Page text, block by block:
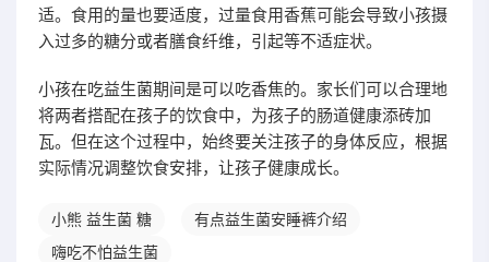
适。食用的量也要适度，过量食用香蕉可能会导致小孩摄
入过多的糖分或者膳食纤维，引起等不适症状。
小孩在吃益生菌期间是可以吃香焦的。家长们可以合理地
将两者搭配在孩子的饮食中，为孩子的肠道健康添砖加
瓦。但在这个过程中，始终要关注孩子的身体反应，根据
实际情况调整饮食安排，让孩子健康成长。
小熊 益生菌 糖
有点益生菌安睡裤介绍
嗨吃不怕益生菌